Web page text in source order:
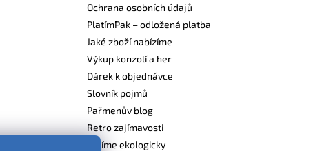
Ochrana osobních údajů
PlatímPak – odložená platba
Jaké zboží nabízíme
Výkup konzolí a her
Dárek k objednávce
Slovník pojmů
Pařmenův blog
Retro zajímavosti
Balíme ekologicky